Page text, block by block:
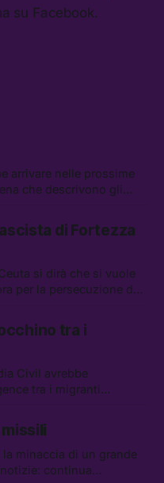
su Facebook.
arrivare nelle prossime
che descrivono gli
dei carburanti
sono stati arrestati
di Fortezza
si dirà che si vuole
per la persecuzione dei
anni è morto sotto il
dice l’AI Act europeo
tra i
Civil avrebbe
tra i migranti
le tensioni nel campo
e quanto costa una
la minaccia di un grande
continua